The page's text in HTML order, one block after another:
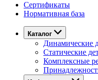
Сертификаты
Нормативная база
Каталог
Динамические
Статические
Комплексные